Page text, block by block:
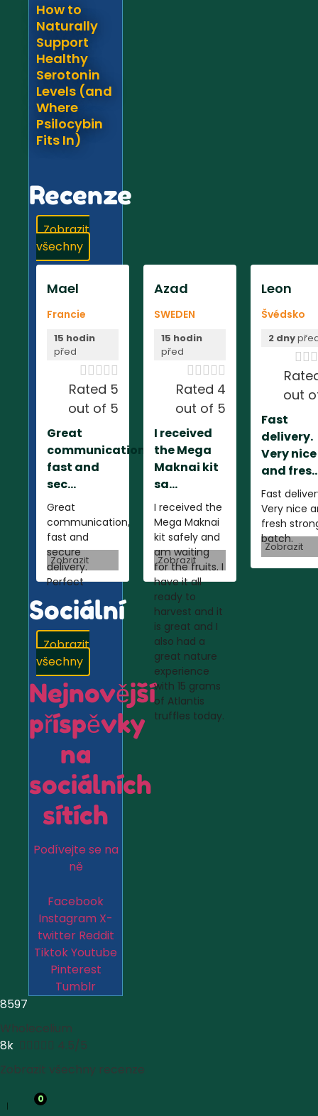
How to
Naturally
Support
Healthy
Serotonin
Levels (and
Where
Psilocybin
Fits In)
Recenze
Zobrazit
všechny
Mael
Francie
15 hodin
před

Rated 5
out of 5
Great
communication,
fast and
sec...
Great
communication,
fast and
secure
delivery.
Perfect
Zobrazit
Azad
SWEDEN
15 hodin
před

Rated 4
out of 5
I received
the Mega
Maknai kit
sa...
I received the
Mega Maknai
kit safely and
am waiting
for the fruits. I
have it all
ready to
harvest and it
is great and I
also had a
great nature
experience
with 15 grams
of Atlantis
truffles today.
Zobrazit
Leon
Švédsko
2 dny

out
Fast
delivery.
Very nice
and
Fast
Very nice
fresh
batch.
Zobrazit
Sociální
Zobrazit
všechny
Nejnovější
příspěvky
na
sociálních
sítích
Podívejte se na
ně
Facebook
Instagram X-
twitter Reddit
TiktokYoutube
Pinterest
Tumblr
8597
Wholecelium
8k  4.5/5
Zobrazit všechny recenze
0